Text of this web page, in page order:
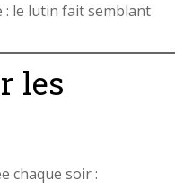
: le lutin fait semblant
les
chaque soir :